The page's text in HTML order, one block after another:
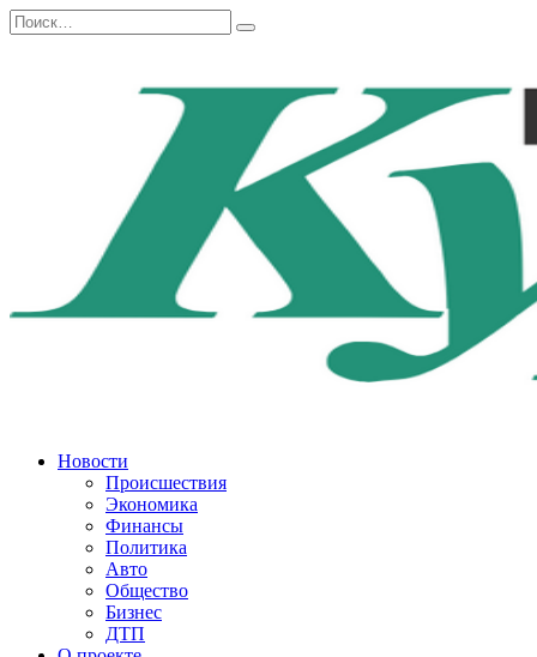
Перейти
к
Search
for:
Новости
Происшествия
Экономика
Финансы
Политика
Авто
Общество
Бизнес
ДТП